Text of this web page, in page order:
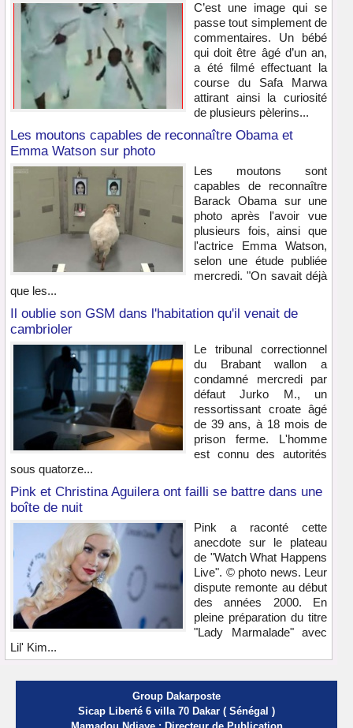
C’est une image qui se
passe tout simplement de
commentaires. Un bébé
qui doit être âgé d’un an,
a été filmé effectuant la
course du Safa Marwa
attirant ainsi la curiosité
de plusieurs pèlerins...
Les moutons capables de reconnaître Obama et
Emma Watson sur photo
Les moutons sont
capables de reconnaître
Barack Obama sur une
photo après l'avoir vue
plusieurs fois, ainsi que
l'actrice Emma Watson,
selon une étude publiée
mercredi. "On savait déjà
que les...
Il oublie son GSM dans l'habitation qu'il venait de
cambrioler
Le tribunal correctionnel
du Brabant wallon a
condamné mercredi par
défaut Jurko M., un
ressortissant croate âgé
de 39 ans, à 18 mois de
prison ferme. L'homme
est connu des autorités
sous quatorze...
Pink et Christina Aguilera ont failli se battre dans une
boîte de nuit
Pink a raconté cette
anecdote sur le plateau
de "Watch What Happens
Live". © photo news. Leur
dispute remonte au début
des années 2000. En
pleine préparation du titre
"Lady Marmalade" avec
Lil' Kim...
Group Dakarposte
Sicap Liberté 6 villa 70 Dakar ( Sénégal )